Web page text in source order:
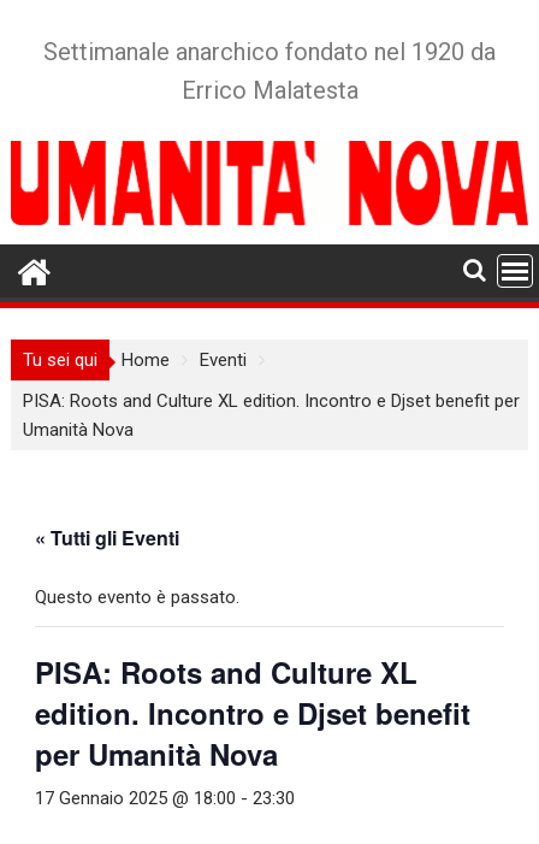
Settimanale anarchico fondato nel 1920 da
Errico Malatesta
Tu sei qui Home
Eventi
PISA: Roots and Culture XL edition. Incontro e Djset benefit per
Umanità Nova
« Tutti gli Eventi
Questo evento è passato.
PISA: Roots and Culture XL
edition. Incontro e Djset benefit
per Umanità Nova
17 Gennaio 2025 @ 18:00 -23:30